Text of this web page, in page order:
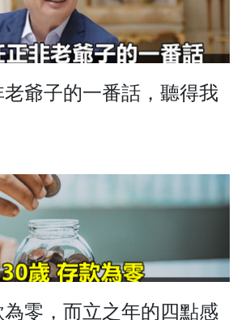
爺子的一番話，聽得我
為零，而立之年的四點感